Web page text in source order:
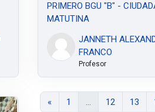
PRIMERO BGU "B" -
MATUTINA
JANNETH
FRANCO
Profesor
«Página anterior
1 … 12 Página 12
13